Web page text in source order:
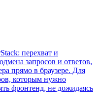
перехват и
запросов и ответов,
прямо в браузере. Для
которым нужно
фронтенд, не дожидаясь